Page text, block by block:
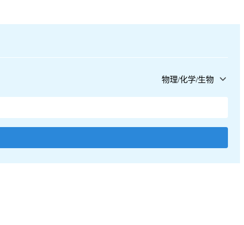
物理/化学/生物